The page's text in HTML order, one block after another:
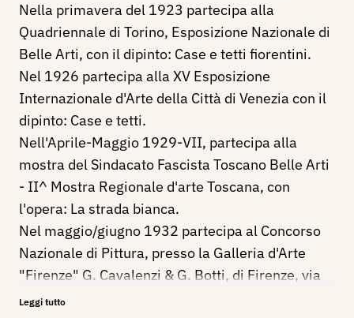
Nella primavera del 1923 partecipa alla
Quadriennale di Torino, Esposizione Nazionale di
Belle Arti, con il dipinto: Case e tetti fiorentini.
Nel 1926 partecipa alla XV Esposizione
Internazionale d'Arte della Città di Venezia con il
dipinto: Case e tetti.
Nell'Aprile-Maggio 1929-VII, partecipa alla
mostra del Sindacato Fascista Toscano Belle Arti
- II^ Mostra Regionale d'arte Toscana, con
l'opera: La strada bianca.
Nel maggio/giugno 1932 partecipa al Concorso
Nazionale di Pittura, presso la Galleria d'Arte
"Firenze" G. Cavalenzi & G. Botti, di Firenze, via
Cavour 14, con il dipinto: Tetti fiorentini.
Leggi tutto